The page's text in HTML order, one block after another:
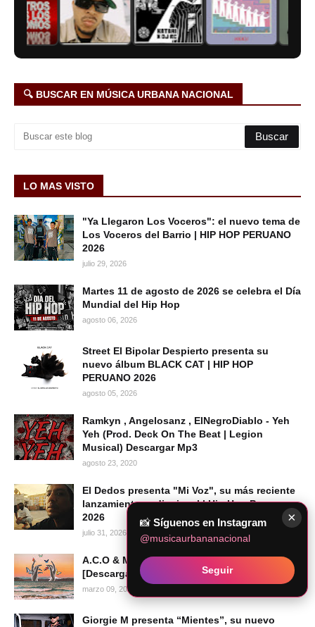
🔍 BUSCAR EN MÚSICA URBANA NACIONAL
LO MAS VISTO
"Ya Llegaron Los Voceros": el nuevo tema de
Los Voceros del Barrio | HIP HOP PERUANO
2026
julio 29, 2026
Martes 11 de agosto de 2026 se celebra el Día
Mundial del Hip Hop
agosto 06, 2026
Street El Bipolar Despierto presenta su
nuevo álbum BLACK CAT | HIP HOP
PERUANO 2026
agosto 05, 2026
Ramkyn , Angelosanz , ElNegroDiablo - Yeh
Yeh (Prod. Deck On The Beat | Legion
Musical) Descargar Mp3
agosto 23, 2020
El Dedos presenta "Mi Voz", su más reciente
lanzamiento audiovisual | Hip Hop Peruano
2026
julio 31, 2026
A.C.O & Matías Juarez - Cada Vez Que
[Descargar Mp3]
marzo 09, 2022
Giorgie M presenta “Mientes”, su nuevo
×
📸 Síguenos en Instagram
@musicaurbananacional
Seguir